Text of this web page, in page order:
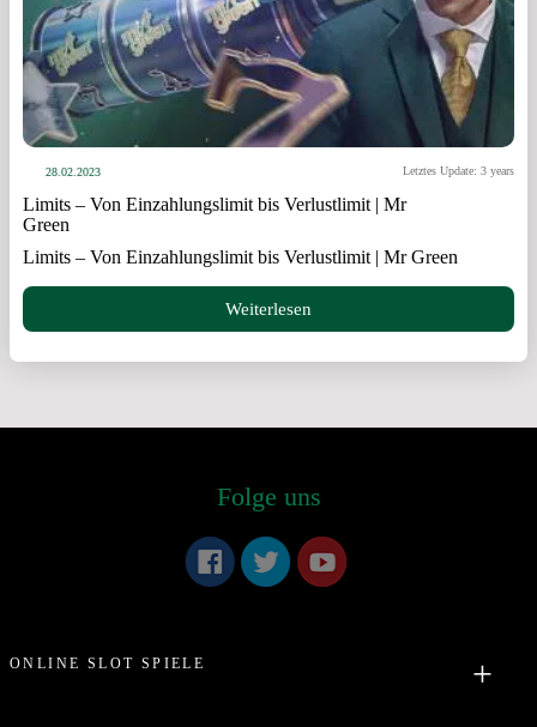
Limits – Von Einzahlungslimit bis Verlustlimit | Mr
Green
28.02.2023 Letztes Update: 3 years
Limits – Von Einzahlungslimit bis Verlustlimit | Mr Green
Weiterlesen
Folge uns
ONLINE SLOT SPIELE